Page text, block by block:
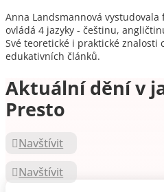
Anna Landsmannová vystudovala
ovládá 4 jazyky - češtinu,
Své teoretické i praktické znalosti
edukativních článků.
Aktuální dění v
Presto
Navštívit
Navštívit